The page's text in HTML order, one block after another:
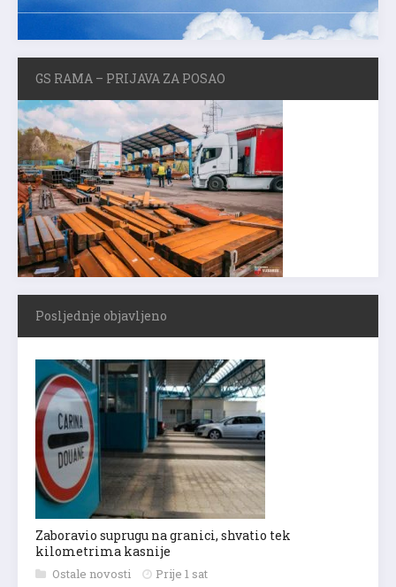
GS RAMA – PRIJAVA ZA POSAO
Posljednje objavljeno
Zaboravio suprugu na granici, shvatio tek
kilometrima kasnije
Ostale novosti Prije 1 sat